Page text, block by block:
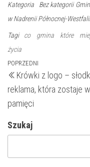
Kategoria Bez kategorii
w Nadrenii Północnej-Westfalii
Tagi co gmina które
życia
Nawigacja
wpisu
Poprzedni
wpis
POPRZEDNI
Krówki z logo –
reklama, która zostaje w
pamięci
Szukaj